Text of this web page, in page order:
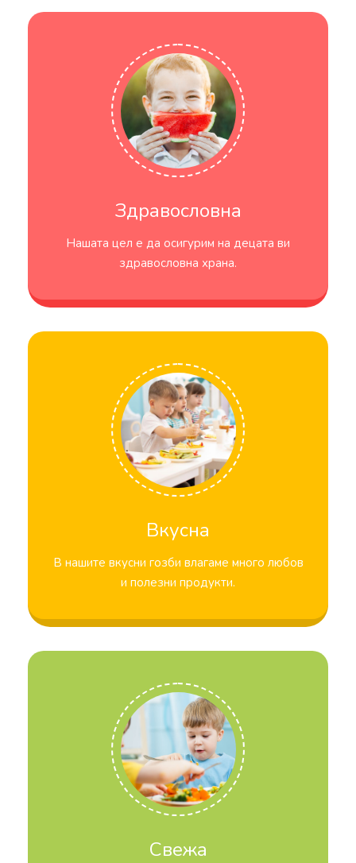
Здравословна
Нашата цел е да осигурим на децата ви
здравословна храна.
Вкусна
В нашите вкусни гозби влагаме много любов
и полезни продукти.
Свежа